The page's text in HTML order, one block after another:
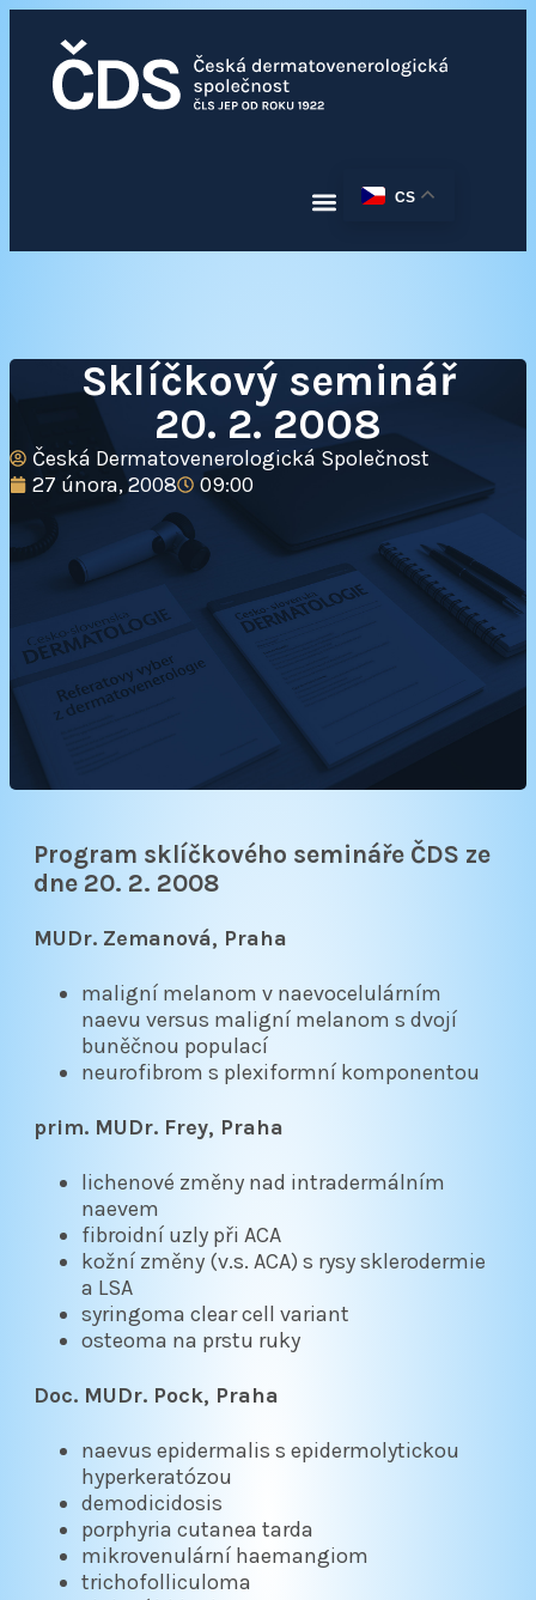
CS
Sklíčkový seminář
20. 2. 2008
Česká Dermatovenerologická Společnost
27 února, 2008
09:00
Program sklíčkového semináře ČDS ze
dne 20. 2. 2008
MUDr. Zemanová, Praha
maligní melanom v naevocelulárním
naevu versus maligní melanom s dvojí
buněčnou populací
neurofibrom s plexiformní komponentou
prim. MUDr. Frey, Praha
lichenové změny nad intradermálním
naevem
fibroidní uzly při ACA
kožní změny (v.s. ACA) s rysy sklerodermie
a LSA
syringoma clear cell variant
osteoma na prstu ruky
Doc. MUDr. Pock, Praha
naevus epidermalis s epidermolytickou
hyperkeratózou
demodicidosis
porphyria cutanea tarda
mikrovenulární haemangiom
trichofolliculoma